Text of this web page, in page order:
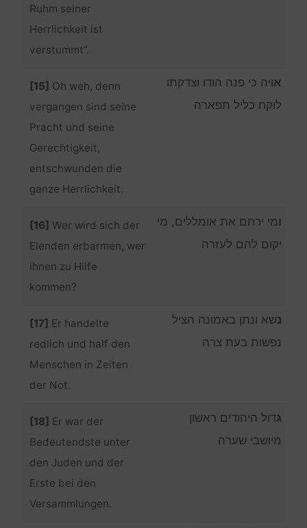
Ruhm seiner
Herrlichkeit ist
verstummt”.
[15] Oh weh, denn
vergangen sind seine
Pracht und seine
Gerechtigkeit,
entschwunden die
ganze Herrlichkeit.
אויה כי פנה הודו וצדקתו
לוקח כליל תפארה
[16] Wer wird sich der
Elenden erbarmen, wer
ihnen zu Hilfe
kommen?
ומי ירחם את אומללים, מי
יקום להם לעזרה
[17] Er handelte
redlich und half den
Menschen in Zeiten
der Not.
נשא ונתן באמונה הציל
נפשות בעת צרה
[18] Er war der
Bedeutendste unter
den Juden und der
Erste bei den
Versammlungen.
גדול היהודים ראשון
מיושבי שערה